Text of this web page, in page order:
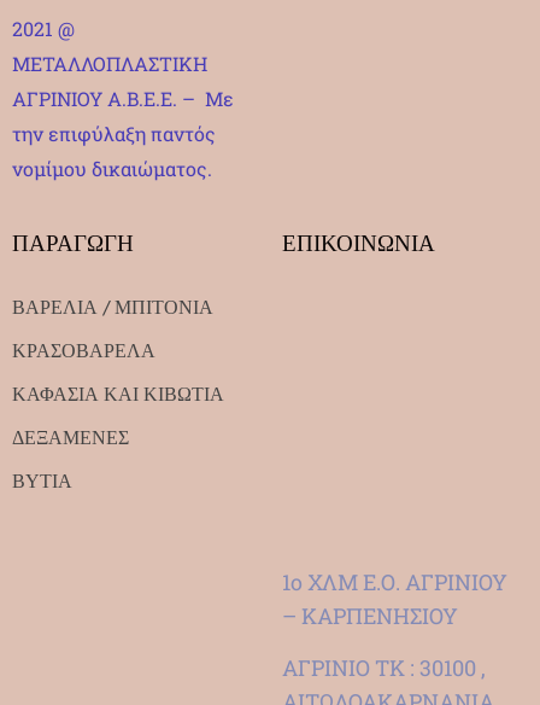
2021 @
ΜΕΤΑΛΛΟΠΛΑΣΤΙΚΗ
ΑΓΡΙΝΙΟΥ Α.Β.Ε.Ε. – Με
την επιφύλαξη παντός
νομίμου δικαιώματος.
ΠΑΡΑΓΩΓΗ
ΒΑΡΕΛΙΑ / ΜΠΙΤΟΝΙΑ
ΚΡΑΣΟΒΑΡΕΛΑ
ΚΑΦΑΣΙΑ ΚΑΙ ΚΙΒΩΤΙΑ
ΔΕΞΑΜΕΝΕΣ
ΒΥΤΙΑ
ΕΠΙΚΟΙΝΩΝΙΑ
1ο ΧΛΜ Ε.Ο. ΑΓΡΙΝΙΟΥ
– ΚΑΡΠΕΝΗΣΙΟΥ
ΑΓΡΙΝΙΟ ΤΚ : 30100 ,